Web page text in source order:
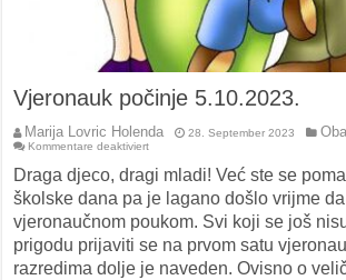
Vjeronauk počinje 5.10.2023.
Marija Lovric Holenda 28. September 2023
Kommentare deaktiviertfür
počinje
5.10.2023.
Draga djeco, dragi mladi! Već ste se
školske dana pa je lagano došlo vrijme
vjeronaučnom poukom. Svi koji se još
prigodu prijaviti se na prvom satu
razredima dolje je naveden. Ovisno o